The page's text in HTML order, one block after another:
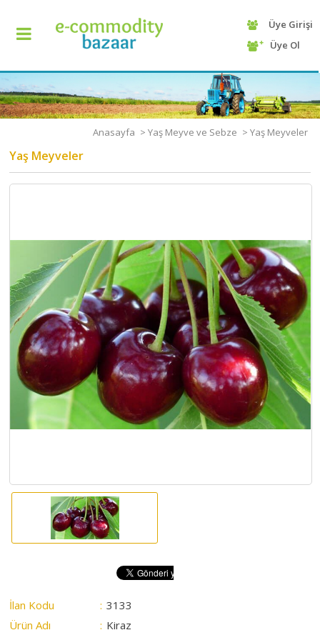
+90
425
13
70
ANASAYFA
KATEGORİ
HAKKIMIZDA
SATIM
İHALELERİ
ALIM
İHALELERİ
SSS
Üye Girişi
Üye Ol
Anasayfa > Yaş Meyve ve Sebze > Yaş Meyveler
Yaş Meyveler
İlan Kodu : 3133
Ürün Adı
: Kiraz